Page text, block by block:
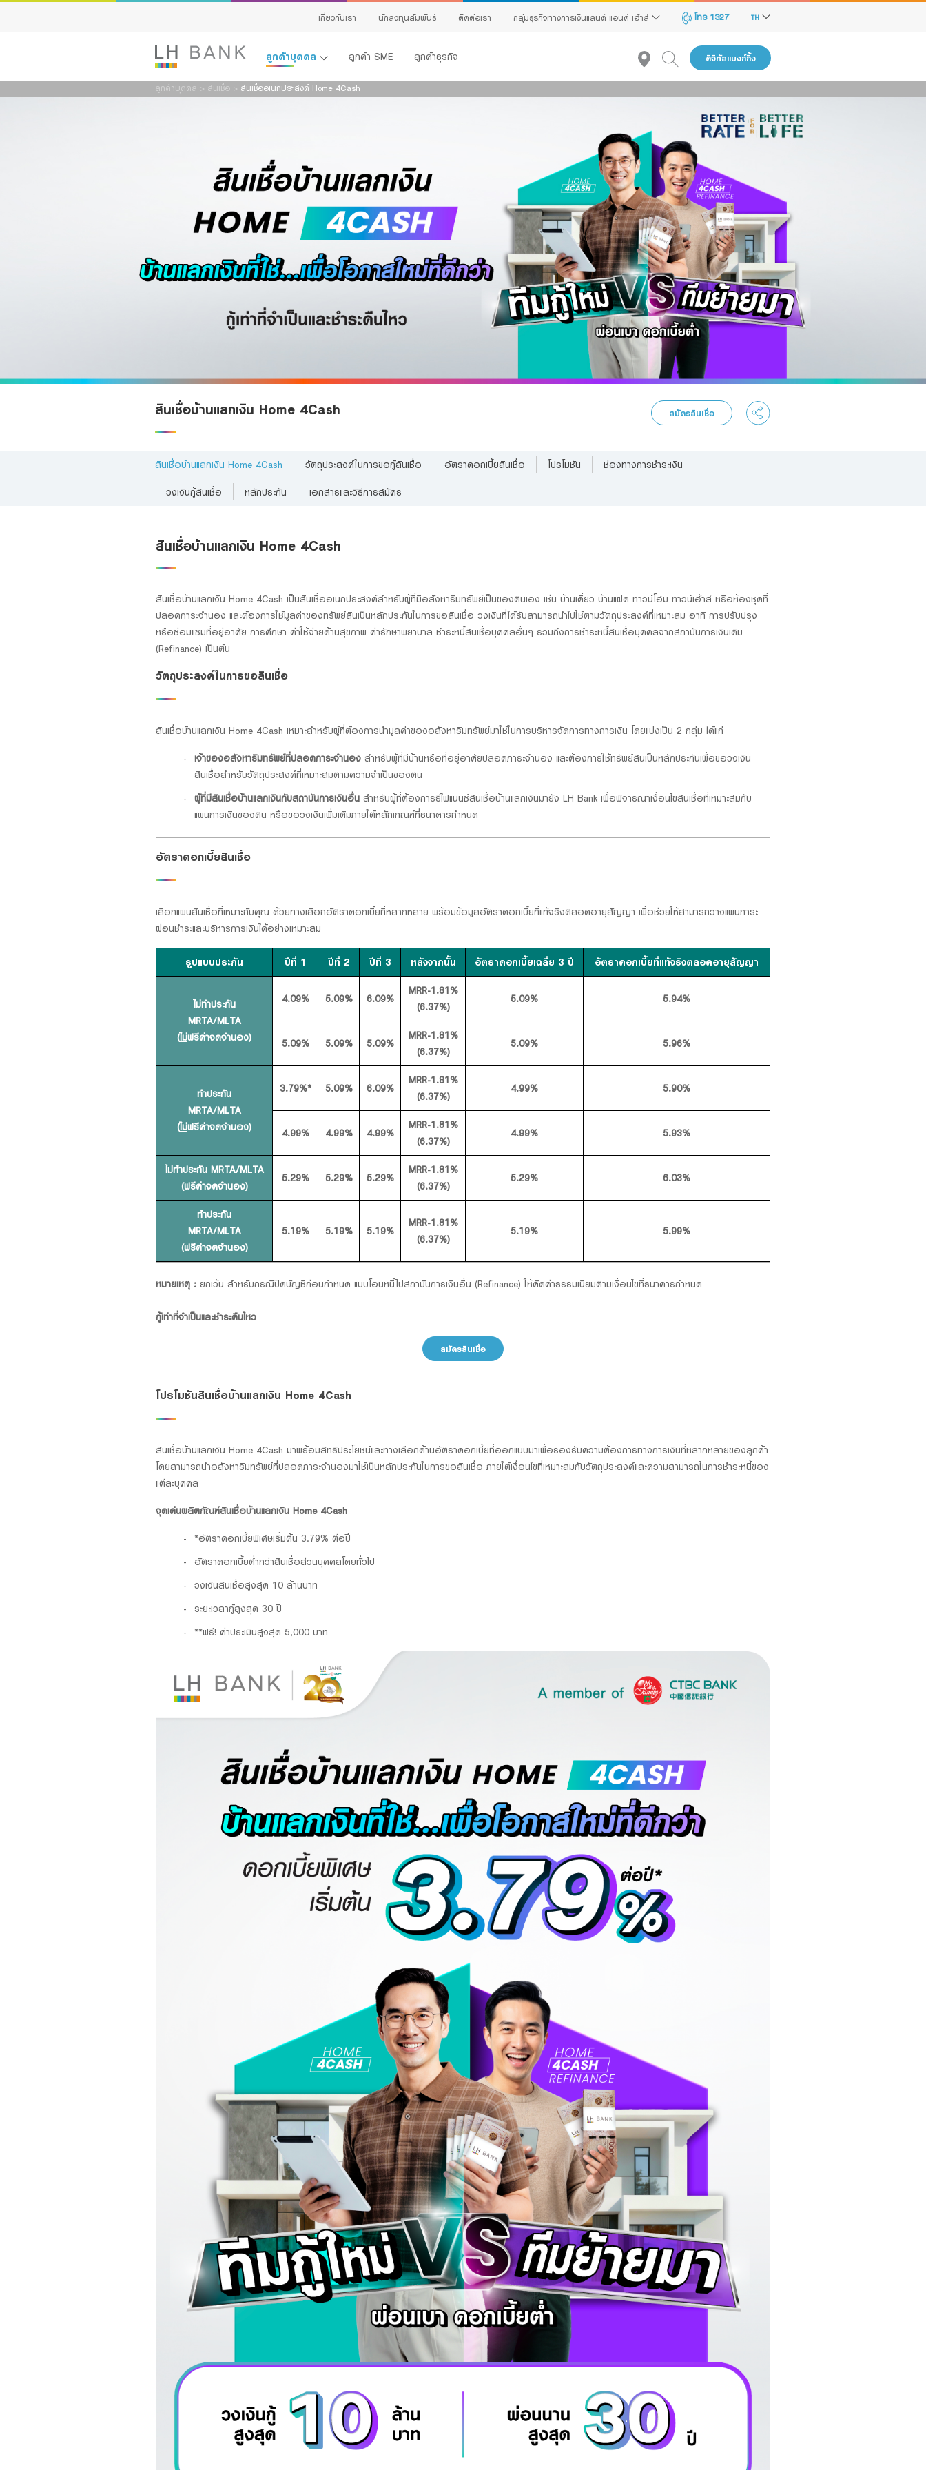
เกี่ยวกับเรา นักลงทุนสัมพันธ์ ติดต่อเรา กลุ่มธุรกิจทางการเงินแลนด์ แอนด์ เฮ้าส์ โทร 1327 TH
ลูกค้าบุคคล ลูกค้า SME ลูกค้าธุรกิจ ดิจิทัลแบงก์กิ้ง
ประกัน
บริการ
ดิจิทัลแบงก์กิ้ง
Foreigners
ลูกค้าบุคคล > สินเชื่อ > สินเชื่ออเนกประสงค์ Home 4Cash
สินเชื่อบ้านแลกเงิน Home 4Cash สมัครสินเชื่อ
สินเชื่อบ้านแลกเงิน Home 4Cash วัตถุประสงค์ในการขอกู้สินเชื่อ อัตราดอกเบี้ยสินเชื่อ โปรโมชัน ช่องทางการชำระเงิน
วงเงินกู้สินเชื่อ หลักประกัน เอกสารและวิธีการสมัคร
สินเชื่อบ้านแลกเงิน Home 4Cash
สินเชื่อบ้านแลกเงิน Home 4Cash เป็นสินเชื่ออเนกประสงค์สำหรับผู้ที่มีอสังหาริมทรัพย์เป็นของตนเอง เช่น บ้านเดี่ยว บ้านแฝด ทาวน์โฮม ทาวน์เฮ้าส์ หรือห้องชุดที่
ปลอดภาระจำนอง และต้องการใช้มูลค่าของทรัพย์สินเป็นหลักประกันในการขอสินเชื่อ วงเงินที่ได้รับสามารถนำไปใช้ตามวัตถุประสงค์ที่เหมาะสม อาทิ การปรับปรุง
หรือซ่อมแซมที่อยู่อาศัย การศึกษา ค่าใช้จ่ายด้านสุขภาพ ค่ารักษาพยาบาล ชำระหนี้สินเชื่อบุคคลอื่นๆ รวมถึงการชำระหนี้สินเชื่อบุคคลจากสถาบันการเงินเดิม
(Refinance) เป็นต้น
วัตถุประสงค์ในการขอสินเชื่อ
สินเชื่อบ้านแลกเงิน Home 4Cash เหมาะสำหรับผู้ที่ต้องการนำมูลค่าของอสังหาริมทรัพย์มาใช้ในการบริหารจัดการทางการเงิน โดยแบ่งเป็น 2 กลุ่ม ได้แก่
เจ้าของอสังหาริมทรัพย์ที่ปลอดภาระจำนอง สำหรับผู้ที่มีบ้านหรือที่อยู่อาศัยปลอดภาระจำนอง และต้องการใช้ทรัพย์สินเป็นหลักประกันเพื่อขอวงเงิน
สินเชื่อสำหรับวัตถุประสงค์ที่เหมาะสมตามความจำเป็นของตน
ผู้ที่มีสินเชื่อบ้านแลกเงินกับสถาบันการเงินอื่น สำหรับผู้ที่ต้องการรีไฟแนนซ์สินเชื่อบ้านแลกเงินมายัง LH Bank เพื่อพิจารณาเงื่อนไขสินเชื่อที่เหมาะสมกับ
แผนการเงินของตน หรือขอวงเงินเพิ่มเติมภายใต้หลักเกณฑ์ที่ธนาคารกำหนด
อัตราดอกเบี้ยสินเชื่อ
เลือกแผนสินเชื่อที่เหมาะกับคุณ ด้วยทางเลือกอัตราดอกเบี้ยที่หลากหลาย พร้อมข้อมูลอัตราดอกเบี้ยที่แท้จริงตลอดอายุสัญญา เพื่อช่วยให้สามารถวางแผนภาระ
ผ่อนชำระและบริหารการเงินได้อย่างเหมาะสม
รูปแบบประกัน ปีที่ 1 ปีที่ 2 ปีที่ 3 หลังจากนั้น อัตราดอกเบี้ยเฉลี่ย 3 ปี อัตราดอกเบี้ยที่แท้จริงตลอดอายุสัญญา
ไม่ทำประกัน
MRTA/MLTA
(ไม่ฟรีค่าจดจำนอง)
4.09% 5.09% 6.09%
MRR-1.81%
(6.37%)
5.09% 5.94%
5.09% 5.09% 5.09%
MRR-1.81%
(6.37%)
5.09% 5.96%
ทำประกัน
MRTA/MLTA
(ไม่ฟรีค่าจดจำนอง)
3.79%* 5.09% 6.09%
MRR-1.81%
(6.37%)
4.99% 5.90%
4.99% 4.99% 4.99%
MRR-1.81%
(6.37%)
4.99% 5.93%
ไม่ทำประกัน MRTA/MLTA
(ฟรีค่าจดจำนอง)
5.29% 5.29% 5.29%
MRR-1.81%
(6.37%)
5.29% 6.03%
ทำประกัน
MRTA/MLTA
(ฟรีค่าจดจำนอง)
5.19% 5.19% 5.19%
MRR-1.81%
(6.37%)
5.19% 5.99%
หมายเหตุ : ยกเว้น สำหรับกรณีปิดบัญชีก่อนกำหนด แบบโอนหนี้ไปสถาบันการเงินอื่น (Refinance) ให้คิดค่าธรรมเนียมตามเงื่อนไขที่ธนาคารกำหนด
กู้เท่าที่จำเป็นและชำระคืนไหว
สมัครสินเชื่อ
โปรโมชันสินเชื่อบ้านแลกเงิน Home 4Cash
สินเชื่อบ้านแลกเงิน Home 4Cash มาพร้อมสิทธิประโยชน์และทางเลือกด้านอัตราดอกเบี้ยที่ออกแบบมาเพื่อรองรับความต้องการทางการเงินที่หลากหลายของลูกค้า
โดยสามารถนำอสังหาริมทรัพย์ที่ปลอดภาระจำนองมาใช้เป็นหลักประกันในการขอสินเชื่อ ภายใต้เงื่อนไขที่เหมาะสมกับวัตถุประสงค์และความสามารถในการชำระหนี้ของ
แต่ละบุคคล
จุดเด่นผลิตภัณฑ์สินเชื่อบ้านแลกเงิน Home 4Cash
*อัตราดอกเบี้ยพิเศษเริ่มต้น 3.79% ต่อปี
​อัตราดอกเบี้ยต่ำกว่าสินเชื่อส่วนบุคคลโดยทั่วไป
วงเงินสินเชื่อสูงสุด 10 ล้านบาท
ระยะเวลากู้สูงสุด 30 ปี
**ฟรี! ค่าประเมินสูงสุด 5,000 บาท